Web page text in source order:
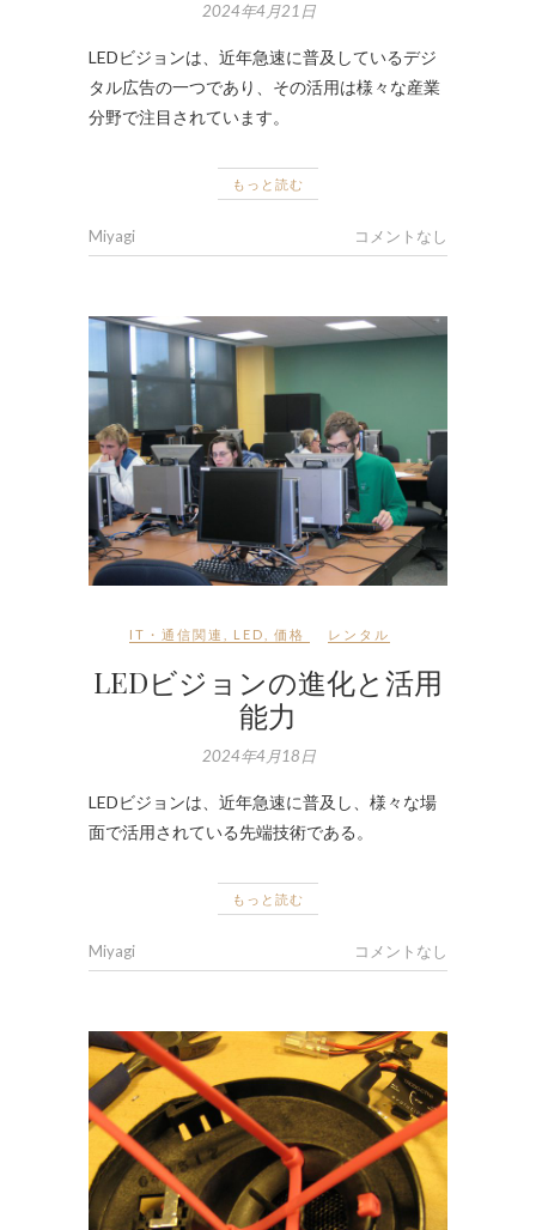
2024年4月21日
LEDビジョンは、近年急速に普及しているデジ
タル広告の一つであり、その活用は様々な産業
分野で注目されています。
もっと読む
Miyagi コメントなし
IT・通信関連 LED 価格 レンタル
LEDビジョンの進化と活用
能力
2024年4月18日
LEDビジョンは、近年急速に普及し、様々な場
面で活用されている先端技術である。
もっと読む
Miyagi コメントなし